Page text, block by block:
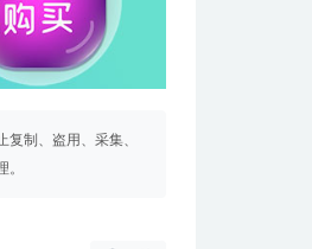
制、盗用、采集、
。